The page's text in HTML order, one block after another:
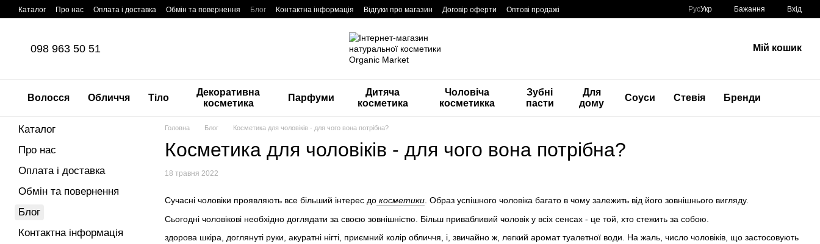
Перейти до основного контенту
Каталог Про нас Оплата і доставка Обмін та повернення Блог Контактна інформація Відгуки про магазин Договір оферти Оптові продажі РусУкр Бажання Вхід
098 963 50 51 Мій кошик
Волосся Обличчя Тіло
Декоративна
косметика
Парфуми
Дитяча
косметика
Чоловіча
косметикка
Зубні
пасти
Для
дому
Соуси Стевія Бренди
Головна Блог Косметика для чоловіків - для чого вона потрібна?
Косметика для чоловіків - для чого вона потрібна?
18 травня 2022
Сучасні чоловіки проявляють все більший інтерес до косметики. Образ успішного чоловіка багато в чому залежить від його зовнішнього вигляду.
Сьогодні чоловікові необхідно доглядати за своєю зовнішністю. Більш привабливий чоловік у всіх сенсах - це той, хто стежить за собою.
здорова шкіра, доглянуті руки, акуратні нігті, приємний колір обличчя, і, звичайно ж, легкий аромат туалетної води. На жаль, число чоловіків, що застосовують
Каталог
Про нас
Оплата і доставка
Обмін та повернення
Блог
Контактна інформація